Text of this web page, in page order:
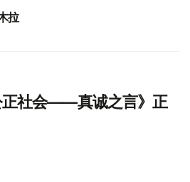
拉
正社会——真诚之言》正